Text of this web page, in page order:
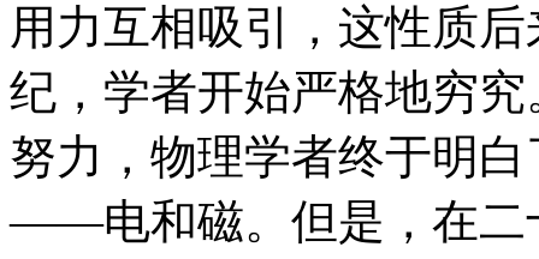
用力互相吸引，这性质
纪，学者开始严格地穷
努力，物理学者终于明
——电和磁。但是，在二